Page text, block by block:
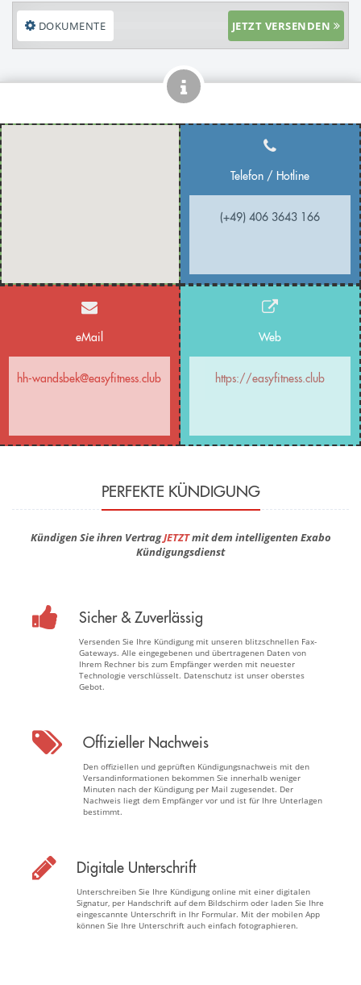
DOKUMENTE JETZT VERSENDEN
Telefon / Hotline
(+49) 406 3643 166
eMail
hh-wandsbek@easyfitness.club
Web
https://easyfitness.club
PERFEKTE KÜNDIGUNG
Kündigen Sie ihren VertragJETZTmit dem intelligenten Exabo
Kündigungsdienst
Sicher & Zuverlässig
Versenden Sie Ihre Kündigung mit unseren blitzschnellen Fax-
Gateways. Alle eingegebenen und übertragenen Daten von
Ihrem Rechner bis zum Empfänger werden mit neuester
Technologie verschlüsselt. Datenschutz ist unser oberstes
Gebot.
Offizieller Nachweis
Den offiziellen und geprüften Kündigungsnachweis mit den
Versandinformationen bekommen Sie innerhalb weniger
Minuten nach der Kündigung per Mail zugesendet. Der
Nachweis liegt dem Empfänger vor und ist für Ihre Unterlagen
bestimmt.
Digitale Unterschrift
Unterschreiben Sie Ihre Kündigung online mit einer digitalen
Signatur, per Handschrift auf dem Bildschirm oder laden Sie Ihre
eingescannte Unterschrift in Ihr Formular. Mit der mobilen App
können Sie Ihre Unterschrift auch einfach fotographieren.